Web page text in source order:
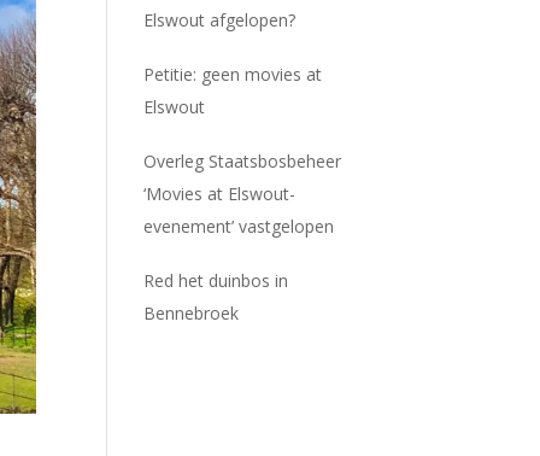
Elswout afgelopen?
Petitie: geen movies at
Elswout
Overleg Staatsbosbeheer
‘Movies at Elswout-
evenement’ vastgelopen
Red het duinbos in
Bennebroek